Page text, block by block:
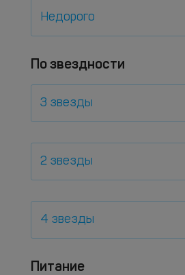
Недорого
По звездности
3 звезды
2 звезды
4 звезды
Питание